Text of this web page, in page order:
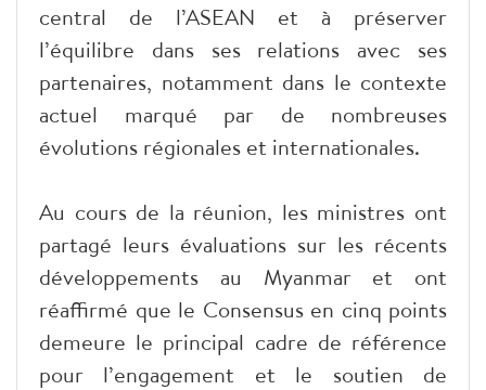
central de l’ASEAN et à préserver
l’équilibre dans ses relations avec ses
partenaires, notamment dans le contexte
actuel marqué par de nombreuses
évolutions régionales et internationales.
Au cours de la réunion, les ministres ont
partagé leurs évaluations sur les récents
développements au Myanmar et ont
réaffirmé que le Consensus en cinq points
demeure le principal cadre de référence
pour l’engagement et le soutien de